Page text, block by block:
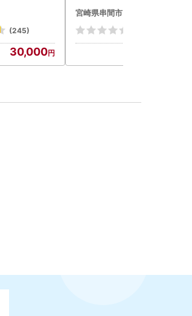
(245)
30,000
K001-012-2609
宮崎県串間市